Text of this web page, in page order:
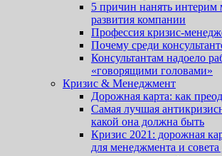
5 причин нанять интерим
развития компании
Профессия кризис-
Почему среди
Консультантам надоело
«говорящими головами»
Кризис & Менеджмент
Дорожная карта: как
Самая лучшая
какой она должна быть
Кризис 2021: дорожная
для менеджмента и совета